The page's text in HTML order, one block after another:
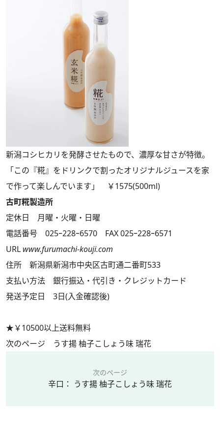
新潟コシヒカリを発酵させたもので、濃厚な甘さが特徴。
「この『糀』をドリンクで割ったオリジナルジュースを家
で作って楽しんでいます」 ￥1575(500ml)
古町糀製造所
定休日 月曜・火曜・日曜
電話番号 025ｰ228ｰ6570 FAX 025ｰ228ｰ6571
URL www.furumachi-kouji.com
住所 新潟県新潟市中央区古町通二番町533
支払い方法 銀行振込・代引き・クレジットカード
発送予定日 3日(入金確認後)
★￥10500以上送料無料
次のページ うす揚 柚子こしょう味 瑞花
次のページ
辛口： うす揚 柚子こしょう味 瑞花